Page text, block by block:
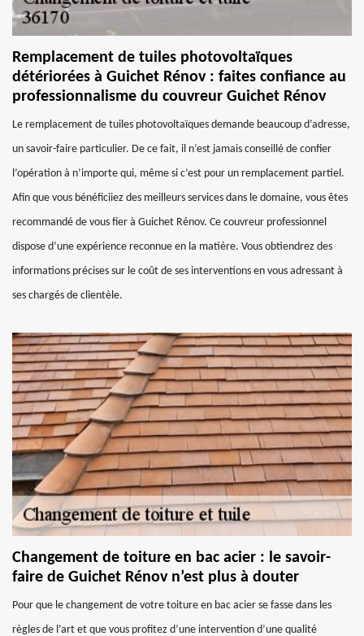
Remplacement de tuiles photovoltaïques
détériorées à Guichet Rénov : faites confiance au
professionnalisme du couvreur Guichet Rénov
Le remplacement de tuiles photovoltaïques demande beaucoup d’adresse,
un savoir-faire particulier. De ce fait, il n’est jamais conseillé de confier
l’opération à n’importe qui, même si c’est pour un remplacement partiel.
Afin que vous bénéficiiez des meilleurs services dans le domaine, vous êtes
recommandé de vous fier à Guichet Rénov. Ce couvreur professionnel
dispose d’une expérience reconnue en la matière. Vous obtiendrez des
informations précises sur le coût de ses interventions en vous adressant à
ses chargés de clientèle.
Changement de toiture en bac acier : le savoir-
faire de Guichet Rénov n’est plus à douter
Pour que le changement de votre toiture en bac acier se fasse dans les
règles de l’art et que vous profitez d’une intervention d’une qualité